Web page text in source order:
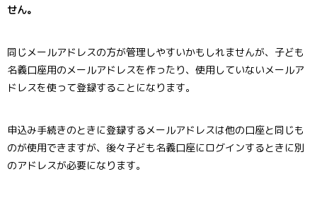
せん。
同じメールアドレスの方が管理しやすいかもしれませんが、子ども
名義口座用のメールアドレスを作ったり、使用していないメールア
ドレスを使って登録することになります。
申込み手続きのときに登録するメールアドレスは他の口座と同じも
のが使用できますが、後々子ども名義口座にログインするときに別
のアドレスが必要になります。